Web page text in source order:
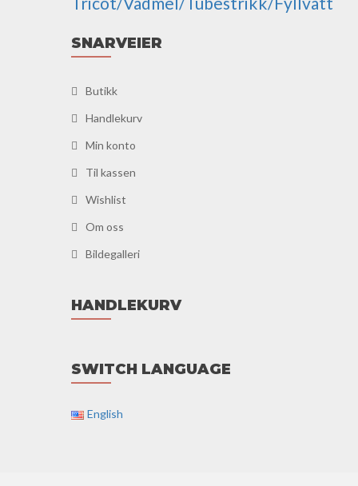
SNARVEIER
Butikk
Handlekurv
Min konto
Til kassen
Wishlist
Om oss
Bildegalleri
HANDLEKURV
SWITCH LANGUAGE
English